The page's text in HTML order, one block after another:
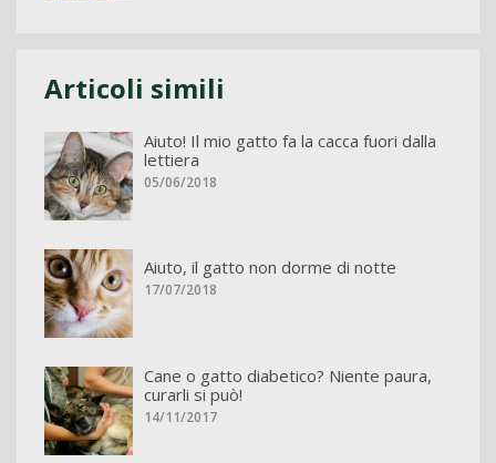
Articoli simili
Aiuto! Il mio gatto fa la cacca fuori dalla
lettiera
05/06/2018
Aiuto, il gatto non dorme di notte
17/07/2018
Cane o gatto diabetico? Niente paura,
curarli si può!
14/11/2017